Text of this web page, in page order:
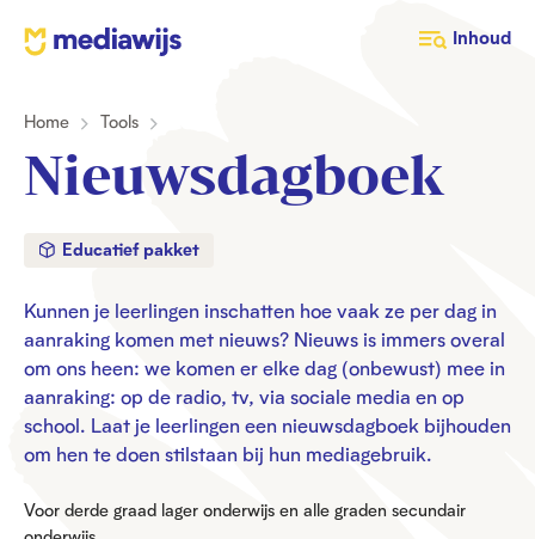
M
w
j
Inhoud
Home Tools
Nieuwsdagboek
Educatief pakket
Kunnen je leerlingen inschatten hoe vaak ze per dag in
aanraking komen met nieuws? Nieuws is immers overal
om ons heen: we komen er elke dag (onbewust) mee in
aanraking: op de radio, tv, via sociale media en op
school. Laat je leerlingen een nieuwsdagboek bijhouden
om hen te doen stilstaan bij hun mediagebruik.
Voor derde graad lager onderwijs en alle graden secundair